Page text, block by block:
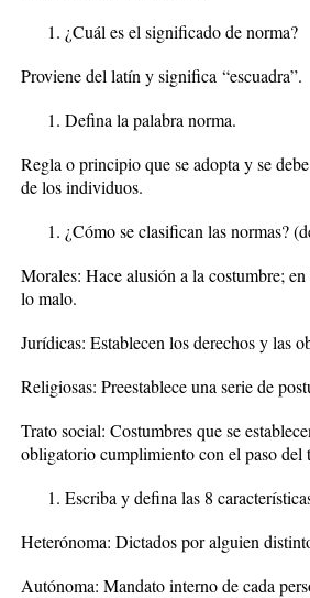
¿Cuál es el significado de norma?
Proviene del latín y significa “escuadra”.
Defina la palabra norma.
Regla o principio que se adopta y se
de los individuos.
¿Cómo se clasifican las normas?
Morales: Hace alusión a la costumbre;
lo malo.
Jurídicas: Establecen los derechos y las
Religiosas: Preestablece una serie de
Trato social: Costumbres que se
obligatorio cumplimiento con el paso del
Escriba y defina las 8
Heterónoma: Dictados por alguien
Autónoma: Mandato interno de cada